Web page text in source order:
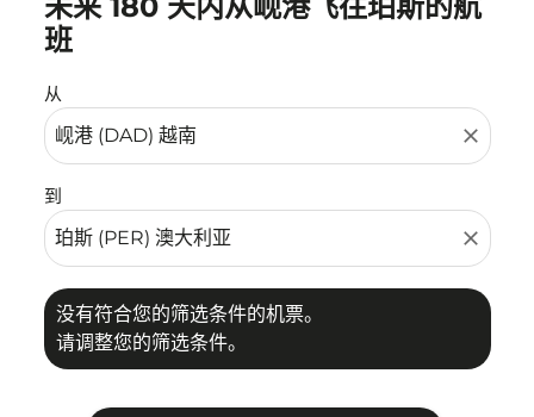
班
从
close
到
close
没有符合您的筛选条件的机票。
请调整您的筛选条件。